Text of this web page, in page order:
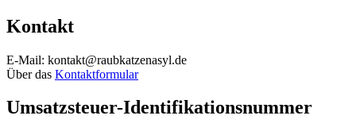
Kontakt
E-Mail: kontakt@raubkatzenasyl.de
Über das Kontaktformular
Umsatzsteuer-Identifikationsnummer